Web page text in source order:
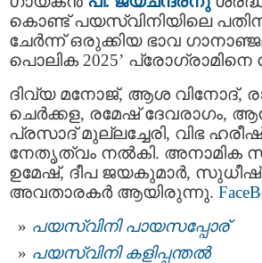
കൊണ്ട് പയസ്വിനിയിലെ
ചേർന്ന് ഒരുക്കിയ ഭാവ
പൊലിക 2025’ പ്രോഗ്രാമിനെ
ദിവ്യ മനോജ്, ആശ വിനോദ്,
ചെർക്കള, രമേഷ് ദേവരാഗം,
പ്രസാദ് മുല്ലച്ചേരി, വിഭ
നേതൃത്വം നൽകി. അനാമിക
ഉമേഷ്, ദീപ ജയകുമാർ, സുധീഷ്
അവതാരകർ ആയിരുന്നു.
പയസ്വിനി പായസപ്പോര്
പയസ്വിനി കളിപ്പന്തല്‍